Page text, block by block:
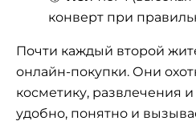
конверт при
Почти каждый второй
онлайн-покупки. Они
косметику, развлечения
удобно, понятно и